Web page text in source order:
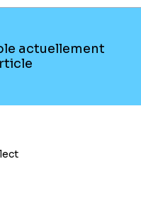
actuellement